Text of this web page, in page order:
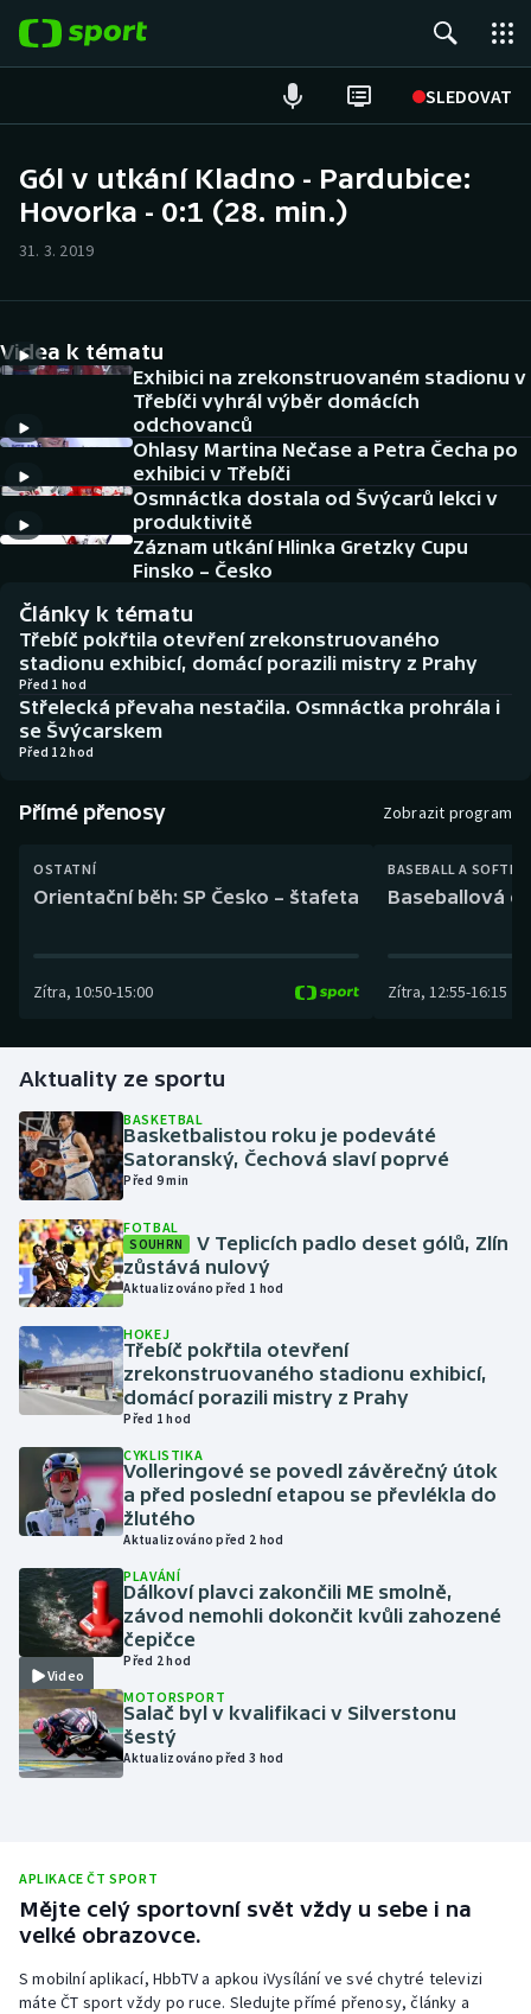
SLEDOVAT
Hokej
Cyklistika
DALŠÍ SPORTY
Americký fotbal
Baseball a softbal
Basketbal
Biatlon
Boby a skeleton
Dostihy
Futsal
Gymnastika
Házená
Jezdectví
Judo
Krasobruslení
Lezení
Lyže a snowboard
Moderní pětiboj
Motorsport
Olympijské hry
Parasport
Plavání
Rychlobruslení
Rychlostní kanoistika
NEPŘEHLÉDNĚTE
Soutěže
Historické návraty
Aplikace ČT sport
AZ kvíz
Gól v utkání Kladno - Pardubice:
Hovorka - 0:1 (28. min.)
31. 3. 2019
Videa k tématu
Exhibici na zrekonstruovaném stadionu v
Třebíči vyhrál výběr domácích
odchovanců
Ohlasy Martina Nečase a Petra Čecha po
exhibici v Třebíči
Osmnáctka dostala od Švýcarů lekci v
produktivitě
Záznam utkání Hlinka Gretzky Cupu
Finsko – Česko
Články k tématu
Třebíč pokřtila otevření zrekonstruovaného
stadionu exhibicí, domácí porazili mistry z Prahy
Před 1 hod
Střelecká převaha nestačila. Osmnáctka prohrála i
se Švýcarskem
Před 12 hod
Přímé přenosy Zobrazit program
OSTATNÍ
Orientační běh: SP Česko – štafeta
Zítra, 10:50-15:00
BASEBALL A
Baseballová
Zítra, 12:55-16:15
Aktuality ze sportu
BASKETBAL
Basketbalistou roku je podeváté
Satoranský, Čechová slaví poprvé
Před 9 min
FOTBAL
SOUHRN
V Teplicích padlo deset gólů, Zlín
zůstává nulový
Aktualizováno před 1 hod
HOKEJ
Třebíč pokřtila otevření
zrekonstruovaného stadionu exhibicí,
domácí porazili mistry z Prahy
Před 1 hod
CYKLISTIKA
Volleringové se povedl závěrečný útok
a před poslední etapou se převlékla do
žlutého
Aktualizováno před 2 hod
Video
PLAVÁNÍ
Dálkoví plavci zakončili ME smolně,
závod nemohli dokončit kvůli zahozené
čepičce
Před 2 hod
MOTORSPORT
Salač byl v kvalifikaci v Silverstonu
šestý
Aktualizováno před 3 hod
APLIKACE ČT SPORT
Mějte celý sportovní svět vždy u sebe i na
velké obrazovce.
S mobilní aplikací, HbbTV a apkou iVysílání ve své chytré televizi
máte ČT sport vždy po ruce. Sledujte přímé přenosy, články a